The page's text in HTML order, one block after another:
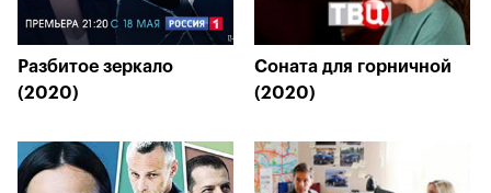
Разбитое зеркало
(2020)
Соната для горничной
(2020)